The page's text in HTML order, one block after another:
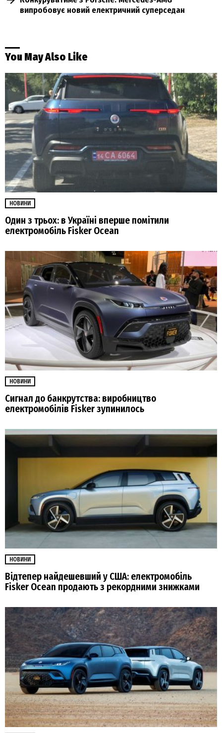
випробовує новий електричний суперседан
You May Also Like
НОВИНИ
Один з трьох: в Україні вперше помітили
електромобіль Fisker Ocean
НОВИНИ
Сигнал до банкрутства: виробництво
електромобілів Fisker зупинилось
НОВИНИ
Відтепер найдешевший у США: електромобіль
Fisker Ocean продають з рекордними знижками